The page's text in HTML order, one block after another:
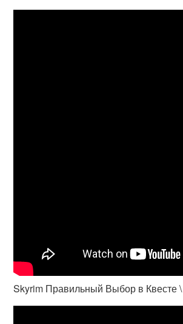
Skyrim Правильный Выбор в Квесте \